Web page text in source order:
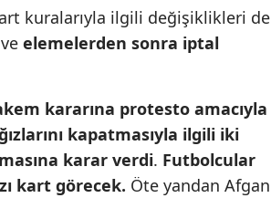
kuralarıyla ilgili değişiklikleri de
ve elemelerden sonra iptal
kararına protesto amacıyla
kapatmasıyla ilgili iki
karar verdi. Futbolcular
kart görecek. Öte yandan Afgan